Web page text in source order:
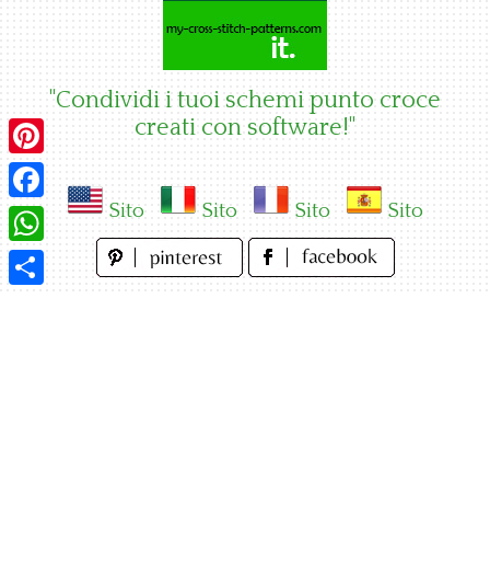
"Condividi i tuoi schemi punto croce
creati con software!"
Sito Sito Sito Sito
Pinterest
Facebook
WhatsApp